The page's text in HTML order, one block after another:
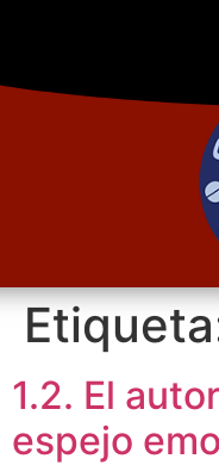
1.2. El
espejo